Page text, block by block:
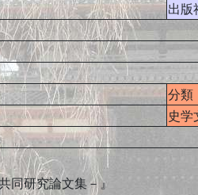
出版
分類
史学
同研究論文集－』